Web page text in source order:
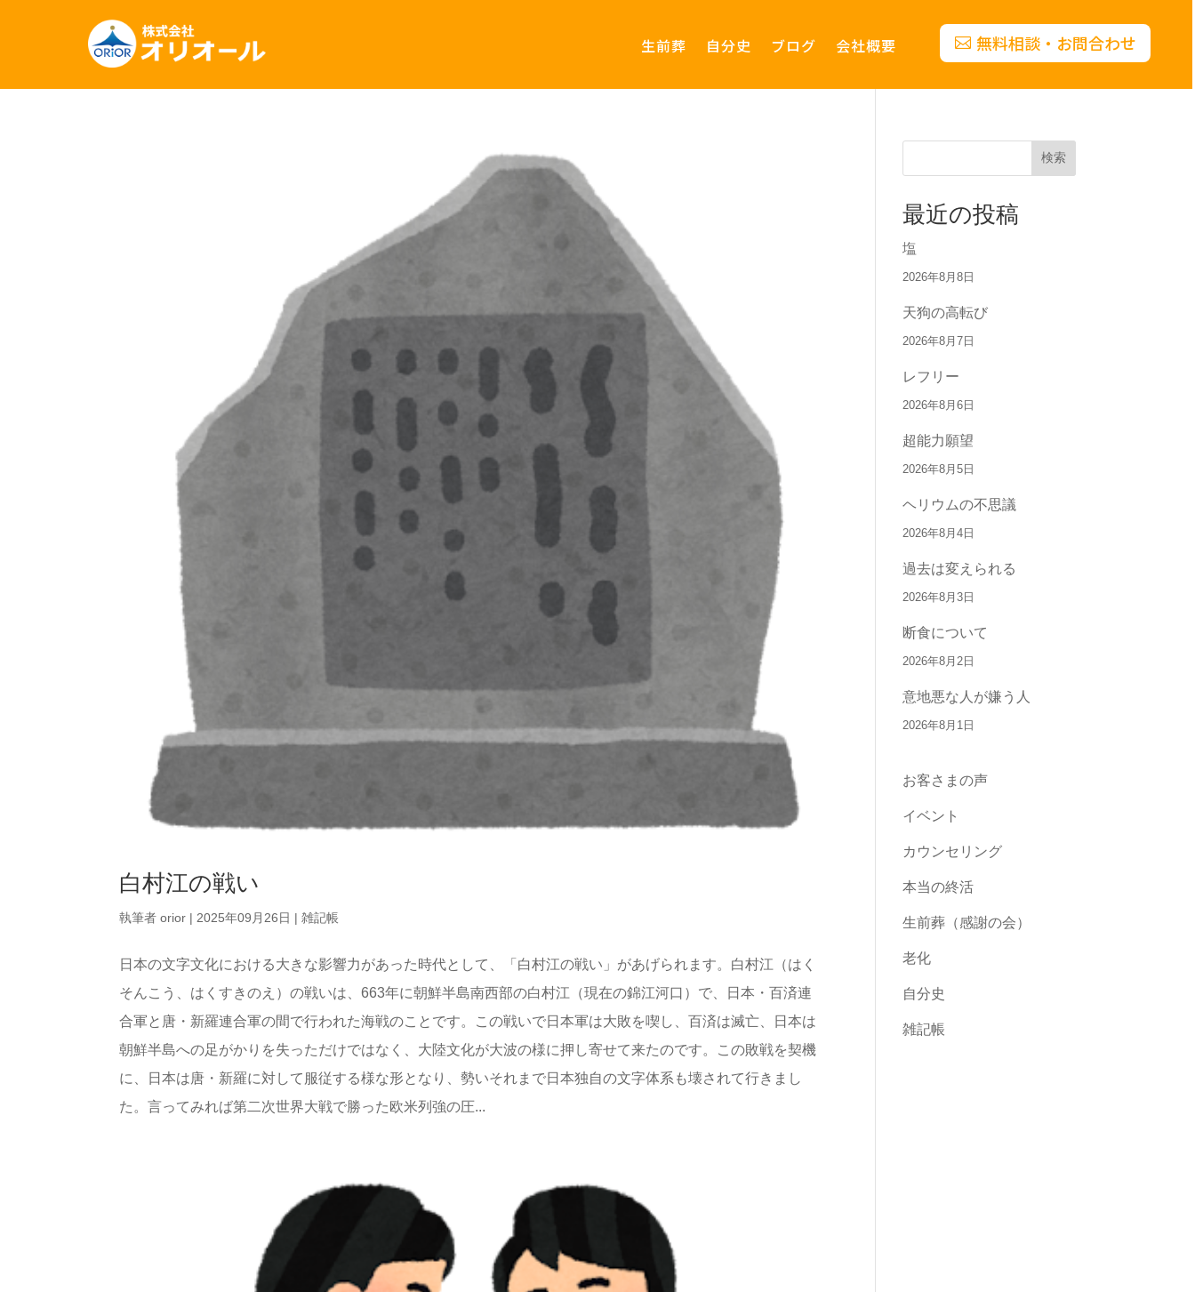
生前葬 自分史 ブログ 会社概要 無料相談・お問合わせ
白村江の戦い
執筆者orior | 2025年09月26日 |雑記帳
日本の文字文化における大きな影響力があった時代として、「白村江の戦い」があげられます。白村江（はく
そんこう、はくすきのえ）の戦いは、663年に朝鮮半島南西部の白村江（現在の錦江河口）で、日本・百済連
合軍と唐・新羅連合軍の間で行われた海戦のことです。この戦いで日本軍は大敗を喫し、百済は滅亡、日本は
朝鮮半島への足がかりを失っただけではなく、大陸文化が大波の様に押し寄せて来たのです。この敗戦を契機
に、日本は唐・新羅に対して服従する様な形となり、勢いそれまで日本独自の文字体系も壊されて行きまし
た。言ってみれば第二次世界大戦で勝った欧米列強の圧...
検索
最近の投稿
塩
2026年8月8日
天狗の高転び
2026年8月7日
レフリー
2026年8月6日
超能力願望
2026年8月5日
ヘリウムの不思議
2026年8月4日
過去は変えられる
2026年8月3日
断食について
2026年8月2日
意地悪な人が嫌う人
2026年8月1日
お客さまの声
イベント
カウンセリング
本当の終活
生前葬（感謝の会）
老化
自分史
雑記帳